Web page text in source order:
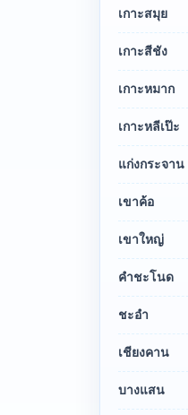
เกาะสมุย
เกาะสีชัง
เกาะหมาก
เกาะหลีเป๊ะ
แก่งกระจาน
เขาค้อ
เขาใหญ่
คำชะโนด
ชะอำ
เชียงคาน
บางแสน